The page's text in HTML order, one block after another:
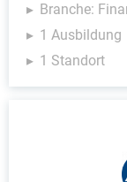
Branche:
1 Ausbildung
1 Standort